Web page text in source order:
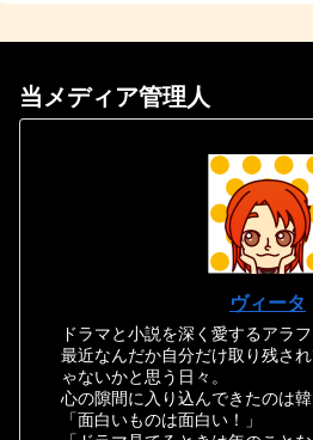
当メディア管理人
ヴィータ
ドラマと小説を深く愛するアラフ
最近なんだか自分だけ取り残さ
ゃないかと思う日々。
心の隙間に入り込んできたのは韓
「面白いものは面白い！」